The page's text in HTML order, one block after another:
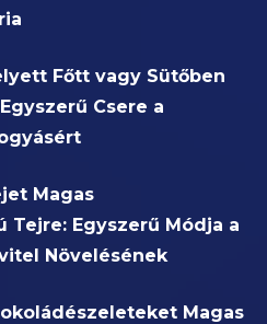
Főtt vagy Sütőben
Csere a
Magas
Tejre: Egyszerű Módja a
Növelésének
Magas